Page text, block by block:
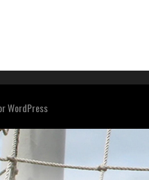
WordPress